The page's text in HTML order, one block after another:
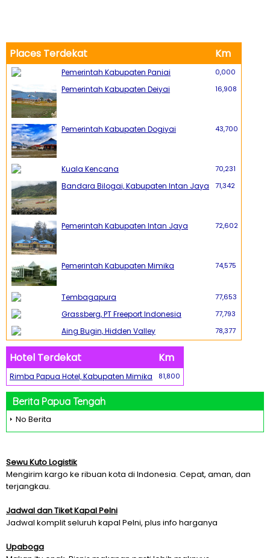
Places Terdekat Km
Pemerintah Kabupaten Paniai 0,000
Pemerintah Kabupaten Deiyai 16,908
Pemerintah Kabupaten Dogiyai 43,700
Kuala Kencana 70,231
Bandara Bilogai, Kabupaten Intan Jaya 71,342
Pemerintah Kabupaten Intan Jaya 72,602
Pemerintah Kabupaten Mimika 74,575
Tembagapura 77,653
Grassberg, PT Freeport Indonesia 77,793
Aing Bugin, Hidden Valley 78,377
Hotel Terdekat Km
Rimba Papua Hotel, Kabupaten Mimika 81,800
Berita Papua Tengah
No Berita
Sewu Kuto Logistik
Mengirim kargo ke ribuan kota di Indonesia. Cepat, aman, dan
terjangkau.
Jadwal dan Tiket Kapal Pelni
Jadwal komplit seluruh kapal Pelni, plus info harganya
Upaboga